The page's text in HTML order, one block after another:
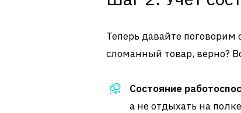
Теперь давайте поговорим
сломанный товар, верно?
Состояние
а не отдыхать на